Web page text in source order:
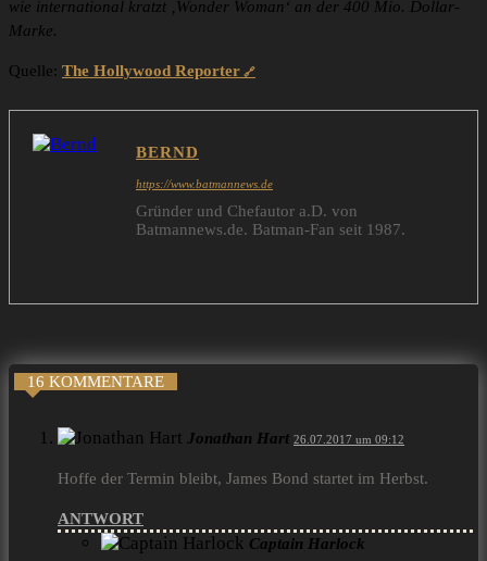
wie international kratzt ‚Wonder Woman‘ an der 400 Mio. Dollar-
Marke.
Quelle: The Hollywood Reporter
BERND
https://www.batmannews.de
Gründer und Chefautor a.D. von
Batmannews.de. Batman-Fan seit 1987.
16 KOMMENTARE
Jonathan Hart 26.07.2017 um 09:12
Hoffe der Termin bleibt, James Bond startet im Herbst.
ANTWORT
Captain Harlock